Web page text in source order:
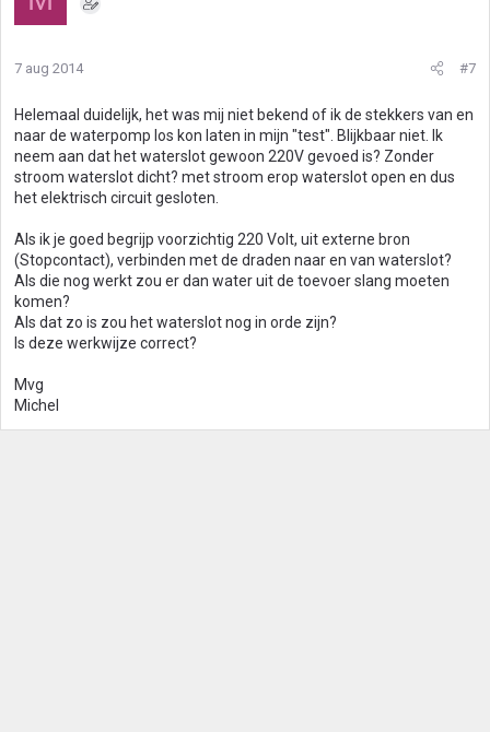
7 aug 2014 #7
Helemaal duidelijk, het was mij niet bekend of ik de stekkers van en
naar de waterpomp los kon laten in mijn "test". Blijkbaar niet. Ik
neem aan dat het waterslot gewoon 220V gevoed is? Zonder
stroom waterslot dicht? met stroom erop waterslot open en dus
het elektrisch circuit gesloten.
Als ik je goed begrijp voorzichtig 220 Volt, uit externe bron
(Stopcontact), verbinden met de draden naar en van waterslot?
Als die nog werkt zou er dan water uit de toevoer slang moeten
komen?
Als dat zo is zou het waterslot nog in orde zijn?
Is deze werkwijze correct?
Mvg
Michel